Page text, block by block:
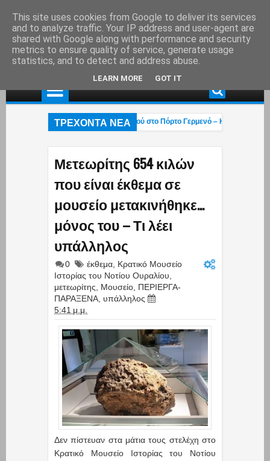
ΤΡΕΧΟΝΤΑ ΝΕΑ
Στάχτη το εξοχικό του ηθοποιού στο Πόρτο Γερμενό – Η ανάρτηση
Μετεωρίτης 654 κιλών
που είναι έκθεμα σε
μουσείο μετακινήθηκε…
μόνος του – Τι λέει
υπάλληλος
0 έκθεμα Κρατικό Μουσείο
Ιστορίας του Νοτίου Ουραλίου
μετεωρίτης
Μουσείο ΠΕΡΙΕΡΓΑ-
ΠΑΡΑΞΕΝΑ υπάλληλος
5:41 μ.μ.
Δεν πίστευαν στα μάτια τους στελέχη στο
Κρατικό Μουσείο Ιστορίας του Νοτίου
This site uses cookies from Google to deliver its services
and to analyze traffic. Your IP address and user-agent are
shared with Google along with performance and security
metrics to ensure quality of service, generate usage
statistics, and to detect and address abuse.
LEARN MORE GOT IT